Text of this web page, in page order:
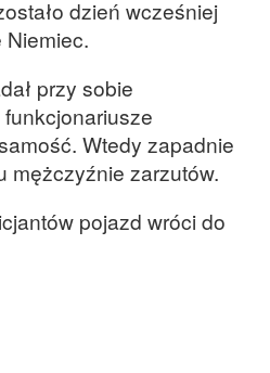
dzień wcześniej
przy sobie
Wtedy zapadnie
mężczyźnie zarzutów.
pojazd wróci do